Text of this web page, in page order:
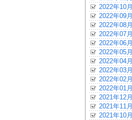
2022年10月
2022年09月
2022年08月
2022年07月
2022年06月
2022年05月
2022年04月
2022年03月
2022年02月
2022年01月
2021年12月
2021年11月
2021年10月